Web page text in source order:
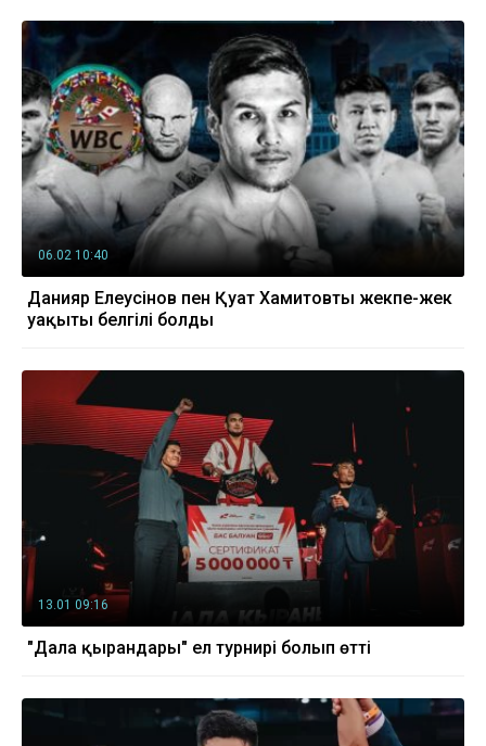
06.02 10:40
Данияр Елеусінов пен Қуат Хамитовтың жекпе-жек
уақыты белгілі болды
13.01 09:16
"Дала қырандары" ел турнирі болып өтті